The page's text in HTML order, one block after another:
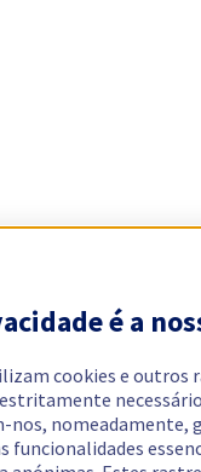
é a
cookies e outros
nomeadamente,
funcionalidades